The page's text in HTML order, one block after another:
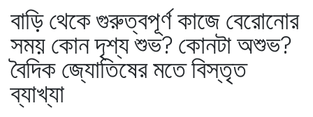
বাড়ি থেকে গুরুত্বপূর্ণ কাজে বেরোনোর
সময় কোন দৃশ্য শুভ? কোনটা অশুভ?
বৈদিক জ্যোতিষের মতে বিস্তৃত
ব্যাখ্যা